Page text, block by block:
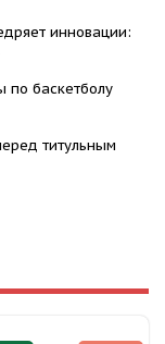
инновации:
по баскетболу
титульным